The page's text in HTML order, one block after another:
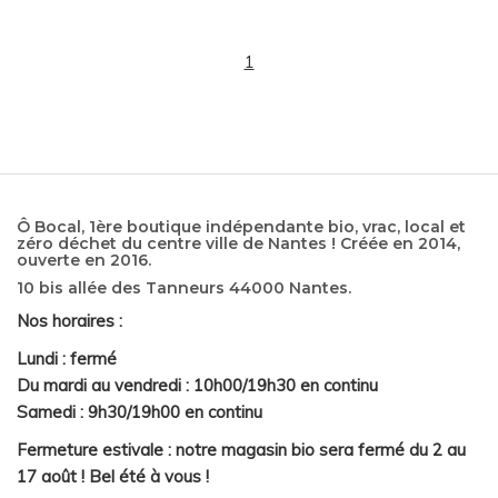
1
Ô Bocal, 1ère boutique indépendante bio, vrac, local et
zéro déchet du centre ville de Nantes ! Créée en 2014,
ouverte en 2016.
10 bis allée des Tanneurs 44000 Nantes.
Nos horaires :
Lundi : fermé
Du mardi au vendredi : 10h00/19h30 en continu
Samedi : 9h30/19h00 en continu
Fermeture estivale : notre magasin bio sera fermé du 2 au
17 août ! Bel été à vous !